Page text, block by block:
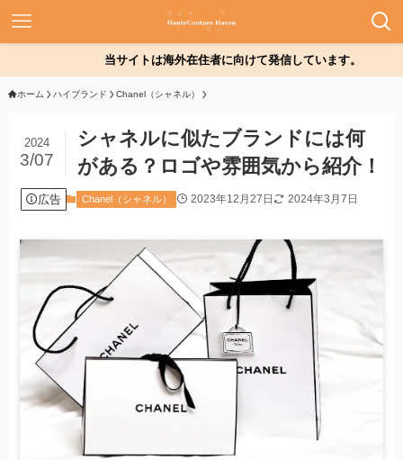
当サイトは海外在住者に向けて発信しています。
ホーム ハイブランド Chanel（シャネル）
シャネルに似たブランドには何
がある？ロゴや雰囲気から紹介！
2024
3/07
広告 Chanel（シャネル） 2023年12月27日 2024年3月7日